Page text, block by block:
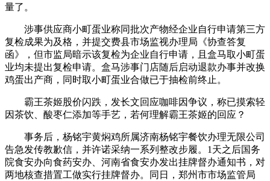
量了。
涉事供应商小町蛋业称同批次产物经企业自行申请第三方
复检成果为及格，并提交费县市场监视办理局《协查答复
函》，但市监局暗示该复检为企业自行申请，且盒马取小町蛋
业均未提出复检申请。盒马涉事门店随后启动退款办事并改换
鸡蛋出产商，同时取小町蛋业合做已于抽检前终止。
霸王茶姬股价闪跌，发长文回应咖啡因争议，称已摸索轻
因茶饮、酸枣仁添加等手艺，若何理解霸王茶姬的回应？
事务后，杨铭宇黄焖鸡所属济南杨铭宇餐饮办理无限公司
告急发传教歉信，并许诺采纳一系列整改步履。1天之后国务
院食安办向食药安办、河南省食安办发出挂牌督办通知书，对
两地核查措置工做实行挂牌督办。同日，郑州市市场监管局